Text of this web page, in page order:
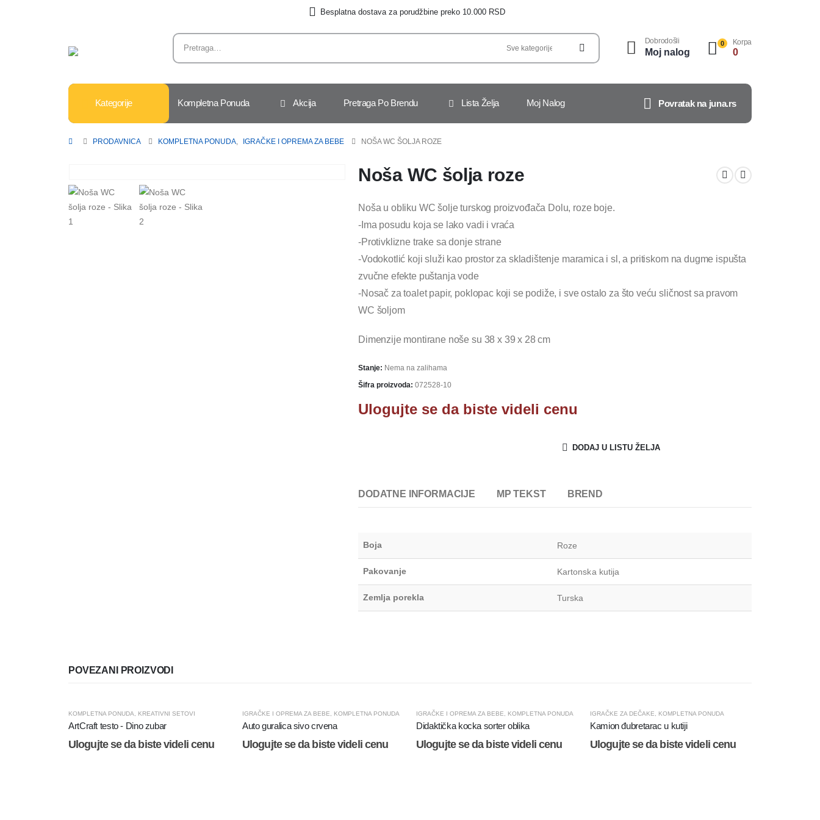
Besplatna dostava za porudžbine preko 10.000 RSD
Dobrodošli
Moj nalog
0 Korpa
0
Kategorije Kompletna Ponuda Akcija Pretraga Po Brendu Lista Želja Moj Nalog Povratak na juna.rs
PRODAVNICA KOMPLETNA PONUDA, IGRAČKE I OPREMA ZA BEBE NOŠA WC ŠOLJA ROZE
Noša WC šolja roze
Noša u obliku WC šolje turskog proizvođača Dolu, roze boje.
-Ima posudu koja se lako vadi i vraća
-Protivklizne trake sa donje strane
-Vodokotlić koji služi kao prostor za skladištenje maramica i sl, a pritiskom na dugme ispušta
zvučne efekte puštanja vode
-Nosač za toalet papir, poklopac koji se podiže, i sve ostalo za što veću sličnost sa pravom
WC šoljom
Dimenzije montirane noše su 38 x 39 x 28 cm
Stanje: Nema na zalihama
Šifra proizvoda: 072528-10
Ulogujte se da biste videli cenu
DODAJ U LISTU ŽELJA
DODATNE INFORMACIJE MP TEKST BREND
Boja Roze
Pakovanje Kartonska kutija
Zemlja porekla Turska
POVEZANI PROIZVODI
KOMPLETNA PONUDA KREATIVNI SETOVI
ArtCraft testo - Dino zubar
Ulogujte se da biste videli cenu
IGRAČKE I OPREMA ZA BEBE KOMPLETNA PONUDA
Auto guralica sivo crvena
Ulogujte se da biste videli cenu
IGRAČKE I OPREMA ZA BEBE KOMPLETNA PONUDA
Didaktička kocka sorter oblika
Ulogujte se da biste videli cenu
IGRAČKE ZA DEČAKE KOMPLETNA PONUDA
Kamion đubretarac u kutiji
Ulogujte se da biste videli cenu